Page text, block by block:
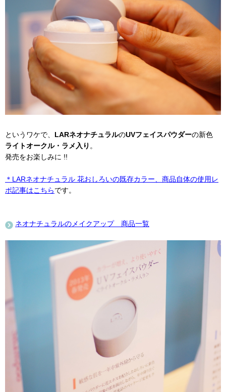
というワケで、 LARネオナチュラルのUVフェイスパウダーの新色
ライトオークル・ラメ入り 。
発売をお楽しみに !!
＊LARネオナチュラル 花おしろいの既存カラー、商品自体の使用レ
ポ記事はこちらです。
ネオナチュラルのメイクアップ 商品一覧